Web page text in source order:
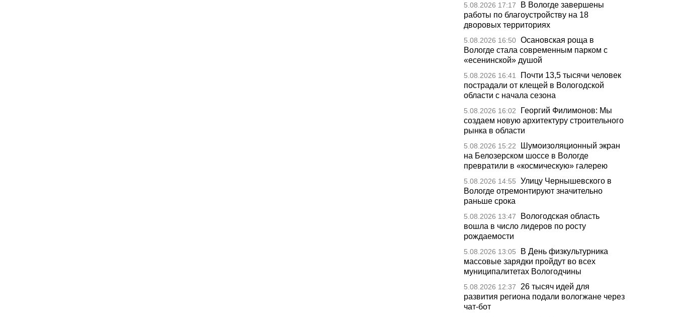
5.08.2026 17:17
В Вологде завершены
работы по благоустройству на 18
дворовых территориях
5.08.2026 16:50 Осановская роща в
Вологде стала современным парком с
«есенинской» душой
5.08.2026 16:41
Почти 13,5 тысячи человек
пострадали от клещей в Вологодской
области с начала сезона
5.08.2026 16:02
Георгий Филимонов: Мы
создаем новую архитектуру строительного
рынка в области
5.08.2026 15:22
Шумоизоляционный экран
на Белозерском шоссе в Вологде
превратили в «космическую» галерею
5.08.2026 14:55
Улицу Чернышевского в
Вологде отремонтируют значительно
раньше срока
5.08.2026 13:47
Вологодская область
вошла в число лидеров по росту
рождаемости
5.08.2026 13:05
В День физкультурника
массовые зарядки пройдут во всех
муниципалитетах Вологодчины
5.08.2026 12:37
26 тысяч идей для
развития региона подали вологжане через
чат-бот